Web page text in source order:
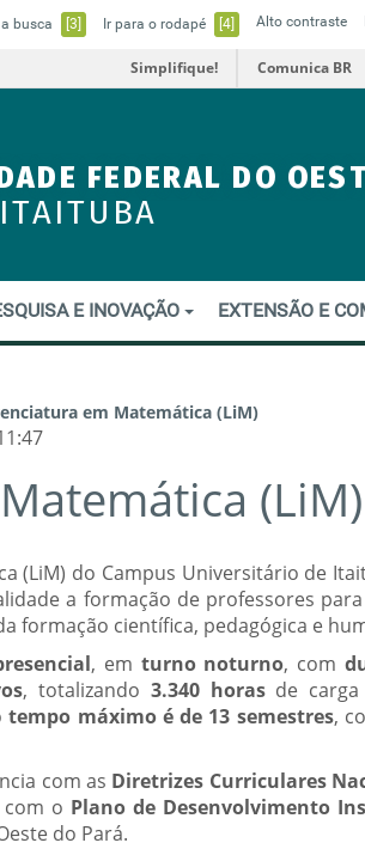
busca [3] Ir para o rodapé [4] Alto contraste
Simplifique! Comunica BR
FEDERAL DO
E INOVAÇÃO EXTENSÃO E
em Matemática (LiM)
(LiM)
(LiM) do Campus Universitário de
a formação de professores
formação científica, pedagógica e
, em turno noturno, com
, totalizando 3.340 horasde
tempo máximo é de 13 semestres,
com as Diretrizes Curriculares
com o Plano de Desenvolvimento
do Pará.